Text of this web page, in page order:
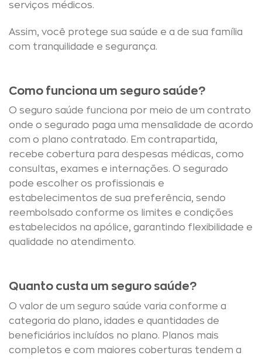
serviços médicos.
Assim, você protege sua saúde e a de sua família
com tranquilidade e segurança.
Como funciona um seguro saúde?
O seguro saúde funciona por meio de um contrato
onde o segurado paga uma mensalidade de acordo
com o plano contratado. Em contrapartida,
recebe cobertura para despesas médicas, como
consultas, exames e internações. O segurado
pode escolher os profissionais e
estabelecimentos de sua preferência, sendo
reembolsado conforme os limites e condições
estabelecidos na apólice, garantindo flexibilidade e
qualidade no atendimento.
Quanto custa um seguro saúde?
O valor de um seguro saúde varia conforme a
categoria do plano, idades e quantidades de
beneficiários incluídos no plano. Planos mais
completos e com maiores coberturas tendem a